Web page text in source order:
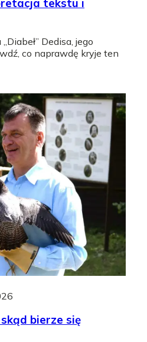
tekstu i
Dedisa, jego
co naprawdę kryje ten
bierze się